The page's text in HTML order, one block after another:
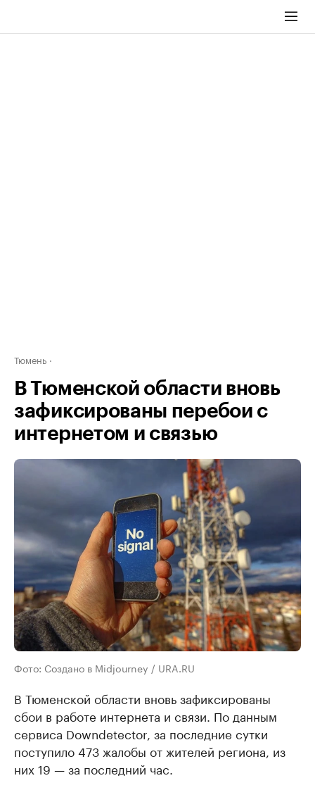
Тюмень
В Тюменской области вновь
зафиксированы перебои с
интернетом и связью
Фото: Создано в Midjourney / URA.RU
В Тюменской области вновь зафиксированы
сбои в работе интернета и связи. По данным
сервиса Downdetector, за последние сутки
поступило 473 жалобы от жителей региона, из
них 19 — за последний час.